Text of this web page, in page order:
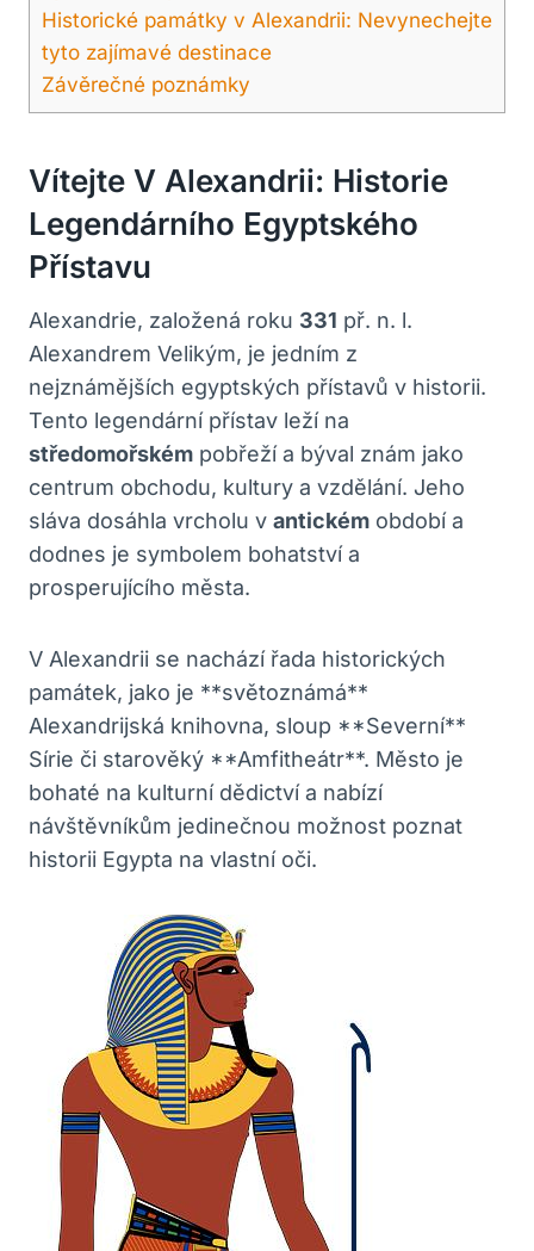
Historické památky v Alexandrii: Nevynechejte
tyto zajímavé destinace
Závěrečné poznámky
Vítejte V Alexandrii: Historie
Legendárního Egyptského
Přístavu
Alexandrie, založená roku 331 př. n. l.
Alexandrem Velikým, je jedním z
nejznámějších egyptských přístavů v historii.
Tento legendární přístav leží na
středomořském pobřeží a býval znám jako
centrum obchodu, kultury a vzdělání. Jeho
sláva dosáhla vrcholu v antickém období a
dodnes je symbolem bohatství a
prosperujícího města.
V Alexandrii se nachází řada historických
památek, jako je **světoznámá**
Alexandrijská knihovna, sloup **Severní**
Sírie či starověký **Amfitheátr**. Město je
bohaté na kulturní dědictví a nabízí
návštěvníkům jedinečnou možnost poznat
historii Egypta na vlastní oči.